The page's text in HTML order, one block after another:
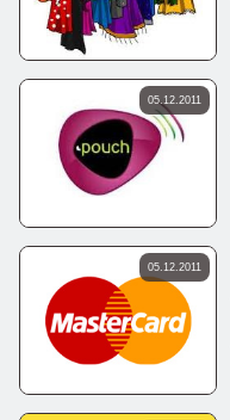
05.12.2011
05.12.2011